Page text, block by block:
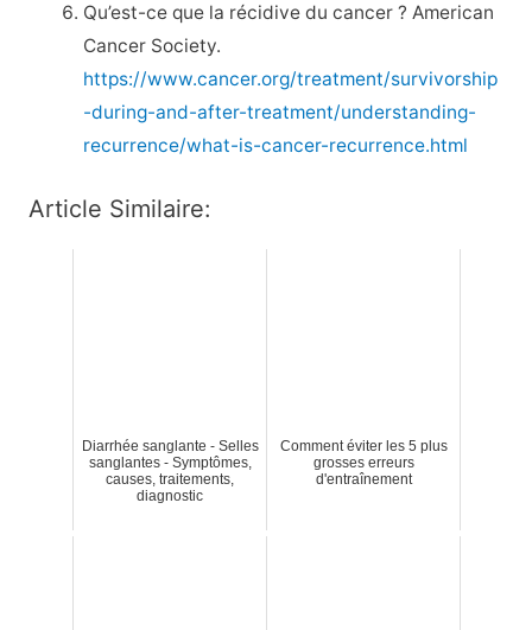
Qu’est-ce que la récidive du cancer ? American
Cancer Society.
https://www.cancer.org/treatment/survivorship
-during-and-after-treatment/understanding-
recurrence/what-is-cancer-recurrence.html
Article Similaire:
Diarrhée sanglante - Selles
sanglantes - Symptômes,
causes, traitements,
diagnostic
Comment éviter les 5 plus
grosses erreurs
d'entraînement